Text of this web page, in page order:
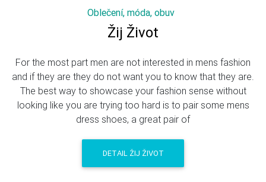
Oblečení, móda, obuv
Žij Život
For the most part men are not interested in mens fashion
and if they are they do not want you to know that they are.
The best way to showcase your fashion sense without
looking like you are trying too hard is to pair some mens
dress shoes, a great pair of
DETAIL ŽIJ ŽIVOT